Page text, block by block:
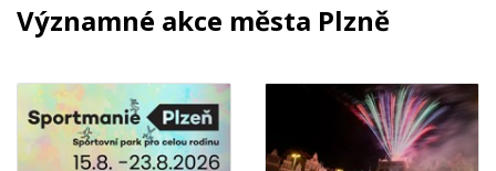
Významné akce města Plzně